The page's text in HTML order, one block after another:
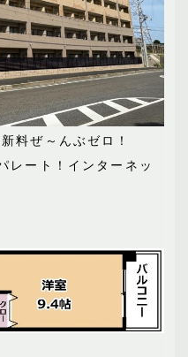
料ぜ～んぶゼロ！
レート！インターネッ